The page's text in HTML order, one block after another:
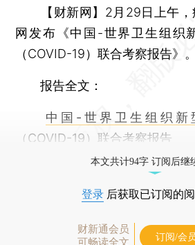
【财新网】 2月29日上午
网发布《中国-世界卫生组织
（COVID-19）联合考察报告》。
报告全文：
中国-世界卫生组织新
（COVID-19）联合考察报告
本文共计94字 订阅后继
登录 后获取已订阅的
财新通会员
可畅读全文
订阅/会